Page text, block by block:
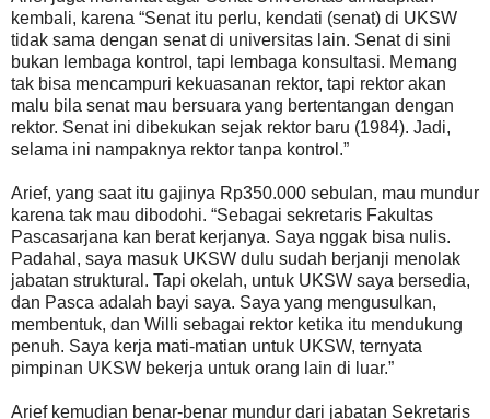
kembali, karena “Senat itu perlu, kendati (senat) di UKSW
tidak sama dengan senat di universitas lain. Senat di sini
bukan lembaga kontrol, tapi lembaga konsultasi. Memang
tak bisa mencampuri kekuasanan rektor, tapi rektor akan
malu bila senat mau bersuara yang bertentangan dengan
rektor. Senat ini dibekukan sejak rektor baru (1984). Jadi,
selama ini nampaknya rektor tanpa kontrol.”
Arief, yang saat itu gajinya Rp350.000 sebulan, mau mundur
karena tak mau dibodohi. “Sebagai sekretaris Fakultas
Pascasarjana kan berat kerjanya. Saya nggak bisa nulis.
Padahal, saya masuk UKSW dulu sudah berjanji menolak
jabatan struktural. Tapi okelah, untuk UKSW saya bersedia,
dan Pasca adalah bayi saya. Saya yang mengusulkan,
membentuk, dan Willi sebagai rektor ketika itu mendukung
penuh. Saya kerja mati-matian untuk UKSW, ternyata
pimpinan UKSW bekerja untuk orang lain di luar.”
Arief kemudian benar-benar mundur dari jabatan Sekretaris